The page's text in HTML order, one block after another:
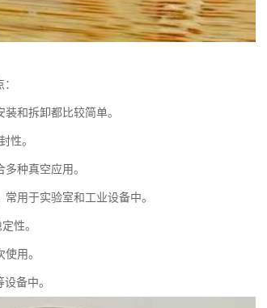
和拆卸都比较简单。
性。
种真空应用。
用于实验室和工业设备中。
性。
用。
备中。